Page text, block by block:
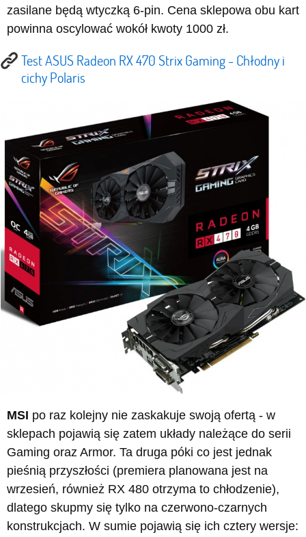
zasilane będą wtyczką 6-pin. Cena sklepowa obu kart
powinna oscylować wokół kwoty 1000 zł.
Test ASUS Radeon RX 470 Strix Gaming - Chłodny i
cichy Polaris
MSI po raz kolejny nie zaskakuje swoją ofertą - w
sklepach pojawią się zatem układy należące do serii
Gaming oraz Armor. Ta druga póki co jest jednak
pieśnią przyszłości (premiera planowana jest na
wrzesień, również RX 480 otrzyma to chłodzenie),
dlatego skupmy się tylko na czerwono-czarnych
konstrukcjach. W sumie pojawią się ich cztery wersje: